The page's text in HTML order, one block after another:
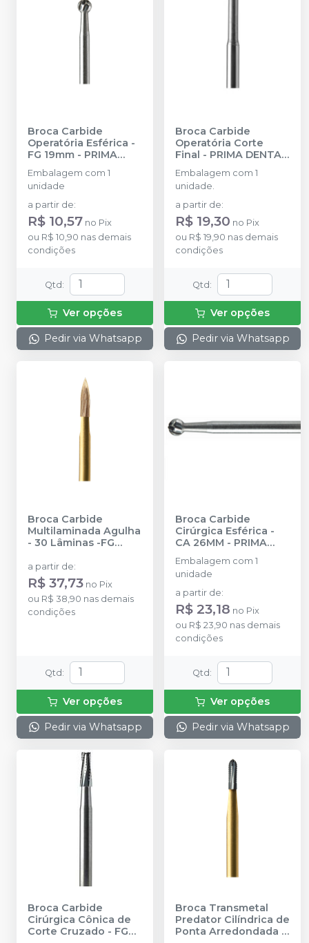
Broca Carbide
Operatória Esférica -
FG 19mm - PRIMA
DENTAL BY ANGELUS
Embalagem com 1
unidade
a partir de:
R$ 10,57 no Pix
ou R$ 10,90 nas demais
condições
Qtd:
Ver opções
Pedir via Whatsapp
Broca Carbide
Operatória Corte
Final - PRIMA DENTAL
BY ANGELUS
Embalagem com 1
unidade.
a partir de:
R$ 19,30 no Pix
ou R$ 19,90 nas demais
condições
Qtd:
Ver opções
Pedir via Whatsapp
Broca Carbide
Multilaminada Agulha
- 30 Lâminas -FG
DENTAL BY ANGELUS
a partir de:
R$ 37,73 no Pix
ou R$ 38,90 nas demais
condições
Qtd :
Ver opções
Pedir via Whatsapp
Broca Carbide
Cirúrgica Esférica -
CA 26MM - PRIMA
DENTAL BY ANGELUS
Embalagem com 1
unidade
a partir de:
R$ 23,18 no Pix
ou R$ 23,90 nas demais
condições
Qtd :
Ver opções
Pedir via Whatsapp
Broca Carbide
Cirúrgica Cônica de
Corte Cruzado - FG
Broca Transmetal
Predator Cilíndrica de
Ponta Arredondada e